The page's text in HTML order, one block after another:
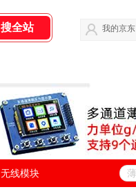
我的京东
无线模块